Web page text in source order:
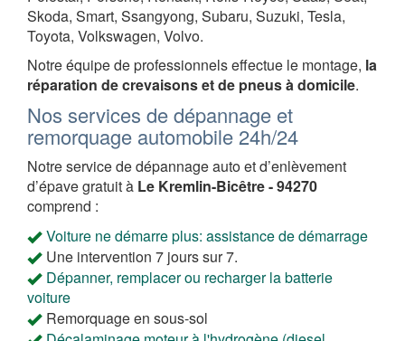
Skoda, Smart, Ssangyong, Subaru, Suzuki, Tesla,
Toyota, Volkswagen, Volvo.
Notre équipe de professionnels effectue le montage, la
réparation de crevaisons et de pneus à domicile.
Nos services de dépannage et
remorquage automobile 24h/24
Notre service de dépannage auto et d’enlèvement
d’épave gratuit à Le Kremlin-Bicêtre - 94270
comprend :
Voiture ne démarre plus: assistance de démarrage
Une intervention 7 jours sur 7.
Dépanner, remplacer ou recharger la batterie
voiture
Remorquage en sous-sol